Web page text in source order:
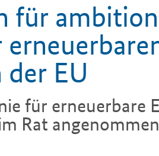
für
der EU
für erneuerbare
Rat angenommen